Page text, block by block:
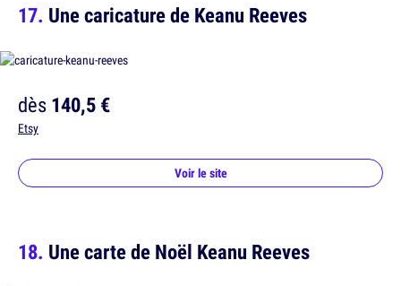
Une caricature de Keanu Reeves
dès140,5 €
Etsy
Voir le site
Une carte de Noël Keanu Reeves